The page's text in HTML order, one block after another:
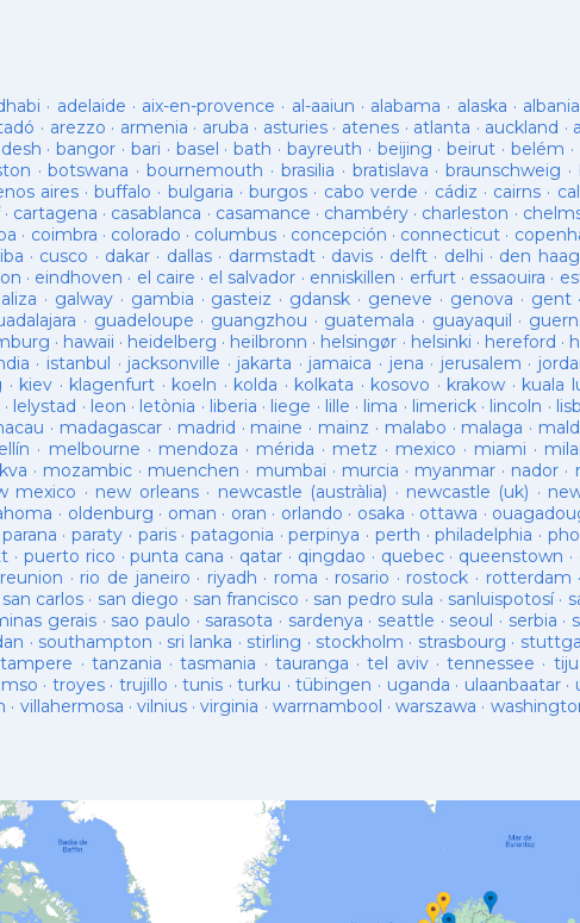
· adelaide · aix-en-provence · al-aaiun · alabama · alaska · albania
· arezzo · armenia · aruba · asturies· atenes · atlanta · auckland ·
·bangor · bari · basel ·bath · bayreuth · beijing ·beirut · belém ·
·botswana ·bournemouth · brasilia · bratislava ·braunschweig ·
aires·buffalo · bulgaria ·burgos · cabo verde · cádiz · cairns ·
· cartagena · casablanca · casamance · chambéry · charleston ·
· coimbra · colorado · columbus · concepción · connecticut ·
· cusco · dakar · dallas· darmstadt· davis · delft· delhi · den haag
· eindhoven · el caire · el salvador · enniskillen · erfurt· essaouira ·
· galway· gambia · gasteiz · gdansk · geneve · genova · gent·
· guadeloupe · guangzhou · guatemala · guayaquil ·
· hawaii · heidelberg · heilbronn · helsingør · helsinki · hereford ·
· istanbul · jacksonville · jakarta · jamaica · jena · jerusalem ·
· kiev · klagenfurt · koeln · kolda · kolkata · kosovo · krakow · kuala
· lelystad · leon · letònia · liberia · liege · lille · lima · limerick· lincoln ·
· madagascar · madrid · maine · mainz · malabo · malaga ·
· melbourne · mendoza · mérida · metz · mexico · miami ·
· mozambic · muenchen · mumbai · murcia · myanmar · nador ·
mexico · new orleans· newcastle (austràlia) · newcastle (uk) ·
· oldenburg · oman · oran · orlando · osaka · ottawa ·
parana ·paraty · paris· patagonia ·perpinya · perth ·philadelphia ·
· puerto rico ·punta cana · qatar · qingdao · quebec· queenstown ·
reunion · rio de janeiro · riyadh · roma · rosario · rostock · rotterdam ·
san carlos · san diego · san francisco · san pedro sula · sanluispotosí·
gerais· sao paulo · sarasota · sardenya · seattle · seoul · serbia ·
· southampton · sri lanka · stirling · stockholm · strasbourg ·
tampere · tanzania ·tasmania · tauranga ·tel aviv·tennessee ·
· troyes· trujillo ·tunis ·turku ·tübingen · uganda · ulaanbaatar·
· villahermosa · vilnius·virginia · warrnambool ·warszawa ·